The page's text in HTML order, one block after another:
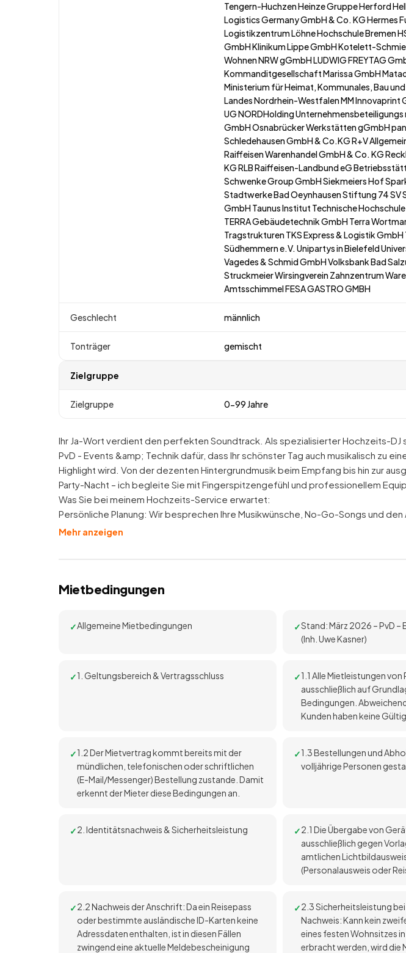
Tengern-Huchzen Heinze Gruppe Herford
Logistics Germany GmbH & Co. KG Hermes
Logistikzentrum Löhne Hochschule Bremen
GmbH Klinikum Lippe GmbH Kotelett-
Wohnen NRW gGmbH LUDWIG FREYTAG
Kommanditgesellschaft Marissa GmbH
Ministerium für Heimat, Kommunales, Bau
Landes Nordrhein-Westfalen MM Innovaprint
UG NORDHolding
GmbH Osnabrücker Werkstätten gGmbH
Schledehausen GmbH & Co.KG R+V
Raiffeisen Warenhandel GmbH & Co. KG
KG RLB Raiffeisen-Landbund eG
Schwenke Group GmbH Siekmeiers Hof
Stadtwerke Bad Oeynhausen Stiftung 74 SV
GmbH Taunus Institut Technische
TERRA Gebäudetechnik GmbH Terra
Tragstrukturen TKS Express & Logistik GmbH
Südhemmern e.V. Unipartys in Bielefeld
Vagedes & Schmid GmbH Volksbank Bad
Struckmeier Wirsingverein Zahnzentrum
Amtsschimmel FESA GASTRO GMBH
Geschlecht männlich
Tonträger gemischt
Zielgruppe
Zielgruppe 0-99 Jahre
Ihr Ja-Wort verdient den perfekten Soundtrack. Als spezialisierter Hochzeits-DJ
PvD - Events &amp; Technik dafür, dass Ihr schönster Tag auch musikalisch zu
Highlight wird. Von der dezenten Hintergrundmusik beim Empfang bis hin zur
Party-Nacht – ich begleite Sie mit Fingerspitzengefühl und professionellem
Was Sie bei meinem Hochzeits-Service erwartet:
Persönliche Planung: Wir besprechen Ihre Musikwünsche, No-Go-Songs und den
Mehr anzeigen
Mietbedingungen
Allgemeine Mietbedingungen
Stand: März 2026 – PvD –
(Inh. Uwe Kasner)
1. Geltungsbereich & Vertragsschluss
1.1 Alle Mietleistungen
ausschließlich auf
Bedingungen.
Kunden haben keine
1.2 Der Mietvertrag kommt bereits mit der
mündlichen, telefonischen oder schriftlichen
(E-Mail/Messenger) Bestellung zustande. Damit
erkennt der Mieter diese Bedingungen an.
1.3 Bestellungen und
volljährige Personen
2. Identitätsnachweis & Sicherheitsleistung
2.1 Die Übergabe von
ausschließlich gegen
amtlichen
(Personalausweis oder
2.2 Nachweis der Anschrift: Da ein Reisepass
oder bestimmte ausländische ID-Karten keine
Adressdaten enthalten, ist in diesen Fällen
zwingend eine aktuelle Meldebescheinigung
2.3 Sicherheitsleistung
Nachweis: Kann kein
eines festen Wohnsitzes
erbracht werden, wird die